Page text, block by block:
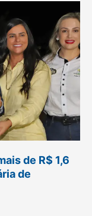
de R$ 1,6
de